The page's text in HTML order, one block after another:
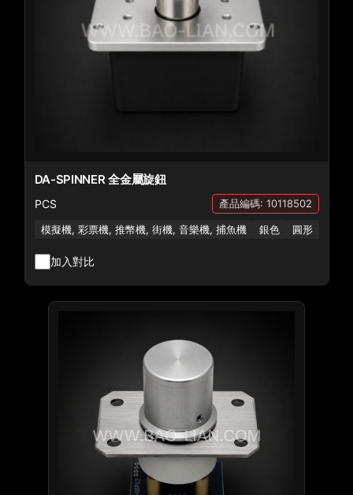
DA-SPINNER 全金屬旋鈕
PCS 產品編碼: 10118502
模擬機, 彩票機, 推幣機, 街機, 音樂機, 捕魚機 銀色 圓形
加入對比